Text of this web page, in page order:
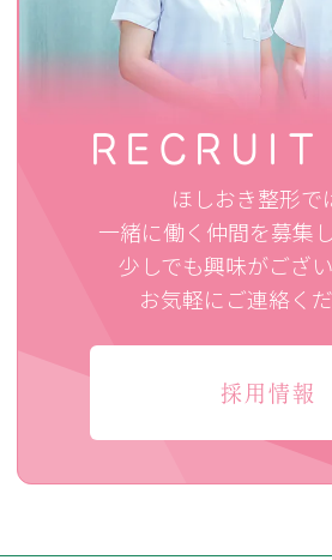
RECRUIT
ほしおき整形で
一緒に働く仲間を募集し
少しでも興味がござ
お気軽にご連絡くだ
採用情報